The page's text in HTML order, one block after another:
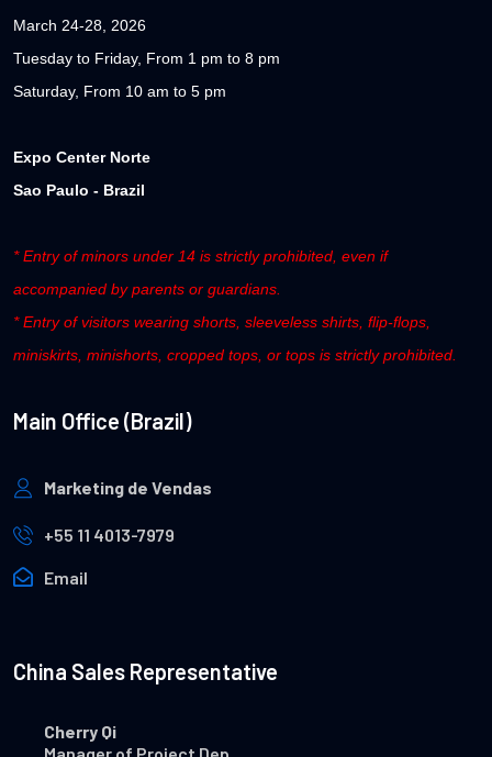
March 24-28, 2026
Tuesday to Friday, From 1 pm to 8 pm
Saturday, From 10 am to 5 pm
Expo Center Norte
Sao Paulo - Brazil
* Entry of minors under 14 is strictly prohibited, even if
accompanied by parents or guardians.
* Entry of visitors wearing shorts, sleeveless shirts, flip-flops,
miniskirts, minishorts, cropped tops, or tops is strictly prohibited.
Main Office (Brazil)
Marketing de Vendas
+55 11 4013-7979
Email
China Sales Representative
Cherry Qi